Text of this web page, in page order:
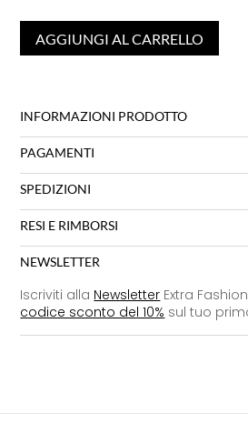
AGGIUNGI AL CARRELLO
INFORMAZIONI PRODOTTO
PAGAMENTI
SPEDIZIONI
RESI E RIMBORSI
NEWSLETTER
Iscriviti alla Newsletter Extra
codice sconto del 10% sul tuo